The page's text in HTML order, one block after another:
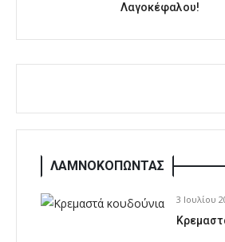
Λαγοκέφαλου!
ΛΑΜΝΟΚΟΠΩΝΤΑΣ
3 Ιουλίου